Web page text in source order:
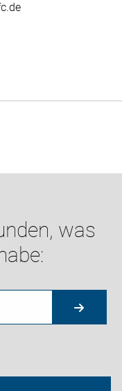
was